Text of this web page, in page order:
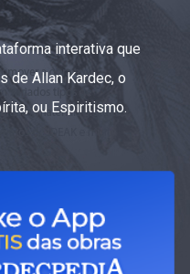
interativa que
de Allan Kardec, o
ou Espiritismo.